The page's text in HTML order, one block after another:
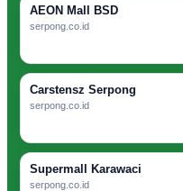
AEON Mall BSD
serpong.co.id
Carstensz Serpong
serpong.co.id
Supermall Karawaci
serpong.co.id